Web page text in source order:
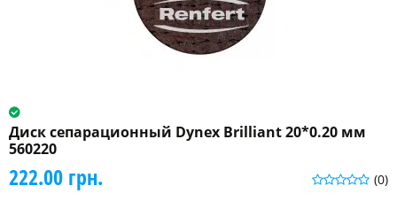
Диск сепарационный Dynex Brilliant 20*0.20 мм
560220
(0)
222.00 грн.